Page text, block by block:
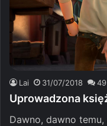
Lai 31/07/2018 49
Uprowadzona
Dawno, dawno